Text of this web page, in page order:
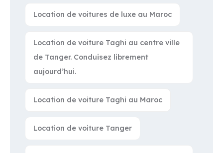
Location de voitures de luxe au Maroc
Location de voiture Taghi au centre ville
de Tanger. Conduisez librement
aujourd’hui.
Location de voiture Taghi au Maroc
Location de voiture Tanger